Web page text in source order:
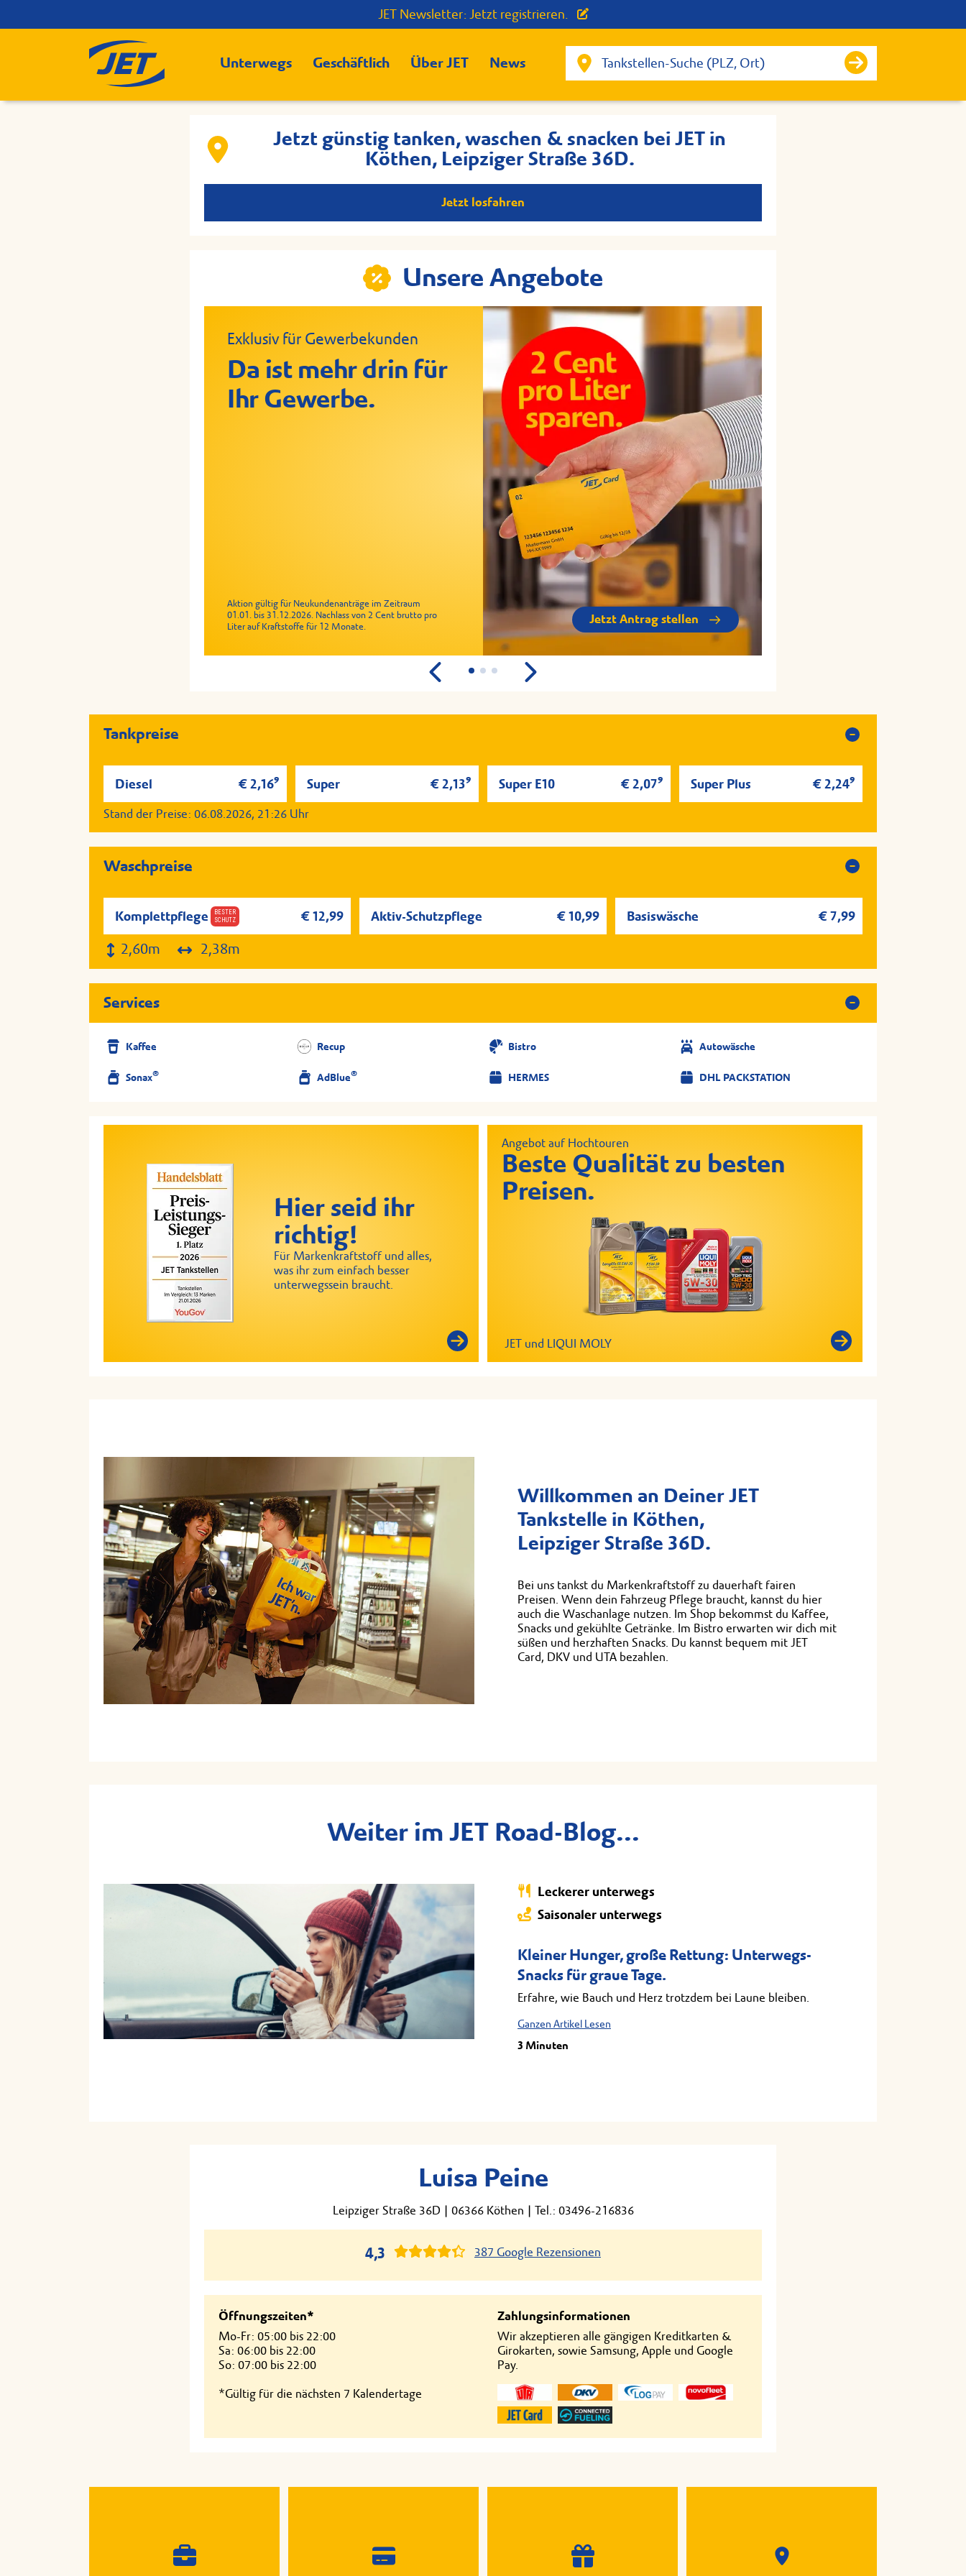
JET Newsletter: Jetzt registrieren.
Unterwegs Geschäftlich Über JET News
Jetzt günstig tanken, waschen & snacken bei JET in
Köthen, Leipziger Straße 36D.
Jetzt losfahren
Unsere Angebote
Exklusiv für Gewerbekunden
Da ist mehr drin für
Ihr Gewerbe.
Aktion gültig für Neukundenanträge im Zeitraum
01.01. bis 31.12.2026. Nachlass von 2 Cent brutto pro
Liter auf Kraftstoffe für 12 Monate.
Jetzt Antrag stellen
Crispy Chicken Baguette
Serviervorschlag; Allergen- und Zusatzstoffinformationen zu dem Angebot sind an der
Geflügelrolle
Serviervorschlag; Allergen- und Zusatzstoffinformationen zu dem Angebot sind an der
Tankpreise
Diesel € 2,169 Super € 2,139 Super E10 € 2,079 Super Plus € 2,249
Stand der Preise: 06.08.2026, 21:26 Uhr
Waschpreise
Komplettpflege
BESTER
SCHUTZ
€ 12,99 Aktiv-Schutzpflege € 10,99 Basiswäsche € 7,99
2,60m 2,38m
Services
Kaffee Recup Bistro Autowäsche
Sonax® AdBlue® HERMES DHL PACKSTATION
Hier seid ihr
richtig!
Für Markenkraftstoff und alles,
was ihr zum einfach besser
unterwegssein braucht.
Angebot auf Hochtouren
Beste Qualität zu besten
Preisen.
JET und LIQUI MOLY
Willkommen an Deiner JET
Tankstelle in Köthen,
Leipziger Straße 36D.
Bei uns tankst du Markenkraftstoff zu dauerhaft fairen
Preisen. Wenn dein Fahrzeug Pflege braucht, kannst du hier
auch die Waschanlage nutzen. Im Shop bekommst du Kaffee,
Snacks und gekühlte Getränke. Im Bistro erwarten wir dich mit
süßen und herzhaften Snacks. Du kannst bequem mit JET
Card, DKV und UTA bezahlen.
Weiter im JET Road-Blog...
Leckerer unterwegs
Saisonaler unterwegs
Kleiner Hunger, große Rettung: Unterwegs-
Snacks für graue Tage.
Erfahre, wie Bauch und Herz trotzdem bei Laune bleiben.
Ganzen Artikel Lesen
3 Minuten
Luisa Peine
Leipziger Straße 36D 06366 Köthen Tel.: 03496-216836
4,3 387 Google Rezensionen
Öffnungszeiten*
Mo-Fr: 05:00 bis 22:00
Sa: 06:00 bis 22:00
So: 07:00 bis 22:00
*Gültig für die nächsten 7 Kalendertage
Zahlungsinformationen
Wir akzeptieren alle gängigen Kreditkarten &
Girokarten, sowie Samsung, Apple und Google
Pay.